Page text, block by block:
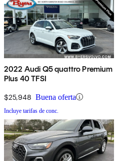
2022 Audi Q5 quattro Premium
Plus 40 TFSI
$25,948 Buena oferta
Incluye tarifas de conc.